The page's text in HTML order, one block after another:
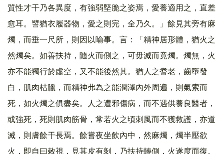
質性才干乃各異度，有強弱堅脆之姿焉，愛養適用之，直差
愈耳。譬猶衣履器物，愛之則完，全乃久。」餘見其旁有麻
燭，而垂一尺所，則因以喻事。言：「精神居形體，猶火之
然燭矣。如善扶持，隨火而側之，可毋滅而竟燭。燭無，火
亦不能獨行於虛空，又不能後然其。猶人之耆老，齒墮發
白，肌肉枯臘，而精神弗為之能潤澤內外周遍，則氣索而
死，如火燭之俱盡矣。人之遭邪傷病，而不遇供養良醫者，
或強死，死則肌肉筋骨，常若火之頃刺風而不獲救護，亦道
滅，則膚餘干長焉。餘嘗夜坐飲內中，然麻燭，燭半壓欲
火，即自曰敕視，見其皮有剝，乃扶持轉側，火遂度而復。